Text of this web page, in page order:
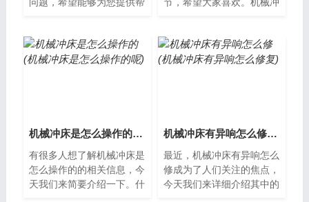
杆怎么调节...
手动调节。以...
机械冲床是怎么操作的(机械冲床是怎么操作的呢)
有很多人想了解机械冲床是
怎么操作的的相关信息，今
天我们来简要介绍一下。什
机械冲床有异响怎么修(机械冲床有异响怎么修复)
最近，机械冲床有异响怎么
修成为了人们关注的焦点，
今天我们来详细介绍其中的